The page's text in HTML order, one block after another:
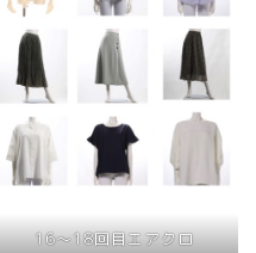
16〜18回目エアクロ